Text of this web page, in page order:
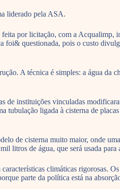
liderado pela ASA.
por licitação, com a Acqualimp,
foi& questionada, pois o custo
A técnica é simples: a água da
de instituições vinculadas
tubulação ligada à cisterna de
de cisterna muito maior, onde
litros de água, que será usada
climáticas rigorosas.
parte da política está na